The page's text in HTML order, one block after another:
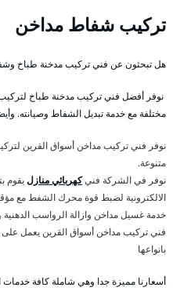
تركيب شفاط مداخن
هل تبحثون عن فني تركيب مدخنة طباخ
نوفر أفضل فني تركيب مدخنة طباخ
مختلفة مع خدمة تبديل الشفاط وصيانته.
نوفر فني تركيب مداخن أسواق القرين
متنوعة.
نوفر في الشركة فنيكهربائي منازليقوم
الالكترونية لضبط قوة محرك الشفط مع
خدمة غسيل مداخن وازالة الرواسب الدهنية
فني تركيب مداخن أسواق القرين يعمل
بانواعها
أسعارنا مميزة جدا وهي شاملة كافة خدمات